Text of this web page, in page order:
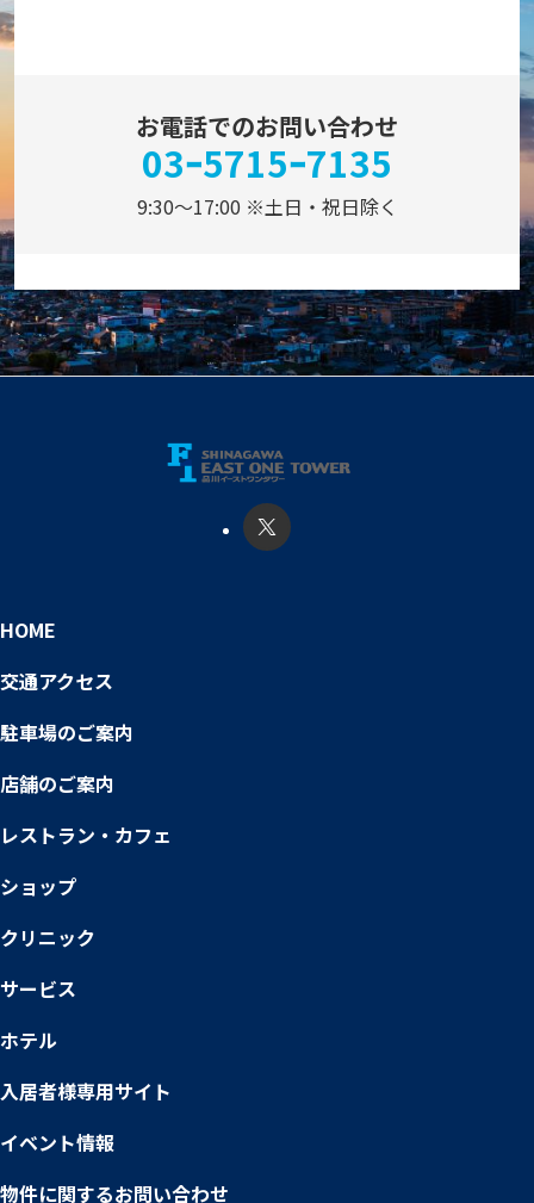
お電話でのお問い合わせ
03ｰ5715ｰ7135
9:30～17:00 ※土日・祝日除く
HOME
交通アクセス
駐車場のご案内
店舗のご案内
レストラン・カフェ
ショップ
クリニック
サービス
ホテル
入居者様専用サイト
イベント情報
物件に関するお問い合わせ